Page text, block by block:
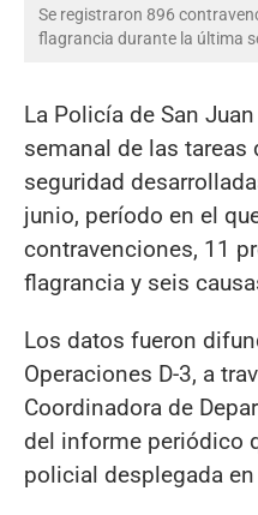
Se registraron 896
flagrancia durante la última
La Policía de San
semanal de las tareas
seguridad
junio, período en el
contravenciones, 11
flagrancia y seis
Los datos fueron
Operaciones D-3, a
Coordinadora de
del informe periódico
policial desplegada